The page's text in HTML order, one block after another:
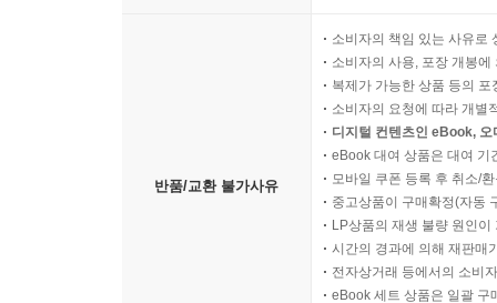
반품/교환 불가사유
소비자의 책임 있는 사유로
소비자의 사용, 포장 개봉
복제가 가능한 상품 등의
소비자의 요청에 따라 개별
디지털 컨텐츠인 eBook,
eBook 대여 상품은 대여 기
모바일 쿠폰 등록 후 취소/
중고상품이 구매확정(자동
LP상품의 재생 불량 원인
시간의 경과에 의해 재판매
전자상거래 등에서의 소비
eBook 세트 상품은 일괄 구